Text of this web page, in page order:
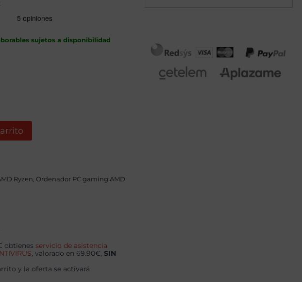
sujetos a disponibilidad
Ryzen, Ordenador PC gaming AMD
obtienes servicio de asistencia
, valorado en 69.90€, SIN
y la oferta se activará